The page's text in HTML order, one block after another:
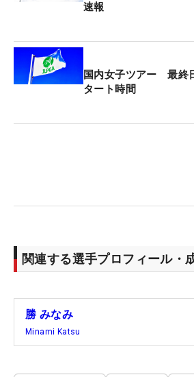
速報
国内女子ツアー 最終
タート時間
関連する選手プロフィール・
勝 みなみ
Minami Katsu